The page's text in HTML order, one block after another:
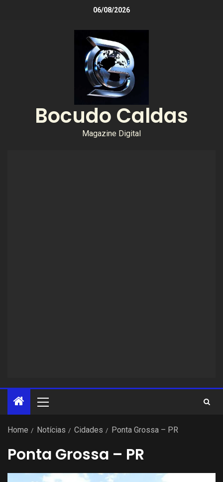
06/08/2026
Bocudo Caldas
Magazine Digital
Home Notícias Cidades Ponta Grossa – PR
Ponta Grossa – PR